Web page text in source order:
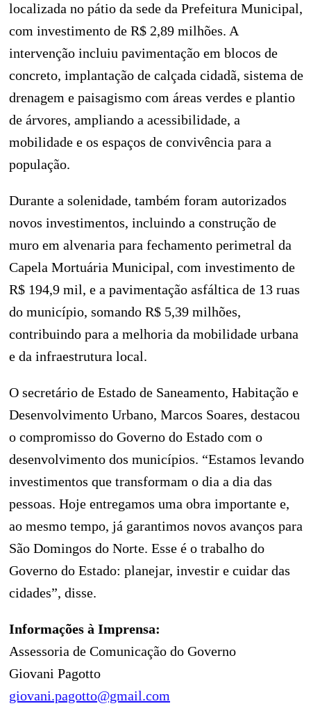
localizada no pátio da sede da Prefeitura Municipal,
com investimento de R$ 2,89 milhões. A
intervenção incluiu pavimentação em blocos de
concreto, implantação de calçada cidadã, sistema de
drenagem e paisagismo com áreas verdes e plantio
de árvores, ampliando a acessibilidade, a
mobilidade e os espaços de convivência para a
população.
Durante a solenidade, também foram autorizados
novos investimentos, incluindo a construção de
muro em alvenaria para fechamento perimetral da
Capela Mortuária Municipal, com investimento de
R$ 194,9 mil, e a pavimentação asfáltica de 13 ruas
do município, somando R$ 5,39 milhões,
contribuindo para a melhoria da mobilidade urbana
e da infraestrutura local.
O secretário de Estado de Saneamento, Habitação e
Desenvolvimento Urbano, Marcos Soares, destacou
o compromisso do Governo do Estado com o
desenvolvimento dos municípios. “Estamos levando
investimentos que transformam o dia a dia das
pessoas. Hoje entregamos uma obra importante e,
ao mesmo tempo, já garantimos novos avanços para
São Domingos do Norte. Esse é o trabalho do
Governo do Estado: planejar, investir e cuidar das
cidades”, disse.
Informações à Imprensa:
Assessoria de Comunicação do Governo
Giovani Pagotto
giovani.pagotto@gmail.com